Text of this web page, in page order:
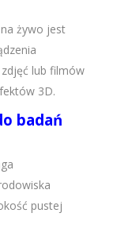
żywo jest
lub filmów
3D.
badań
pustej